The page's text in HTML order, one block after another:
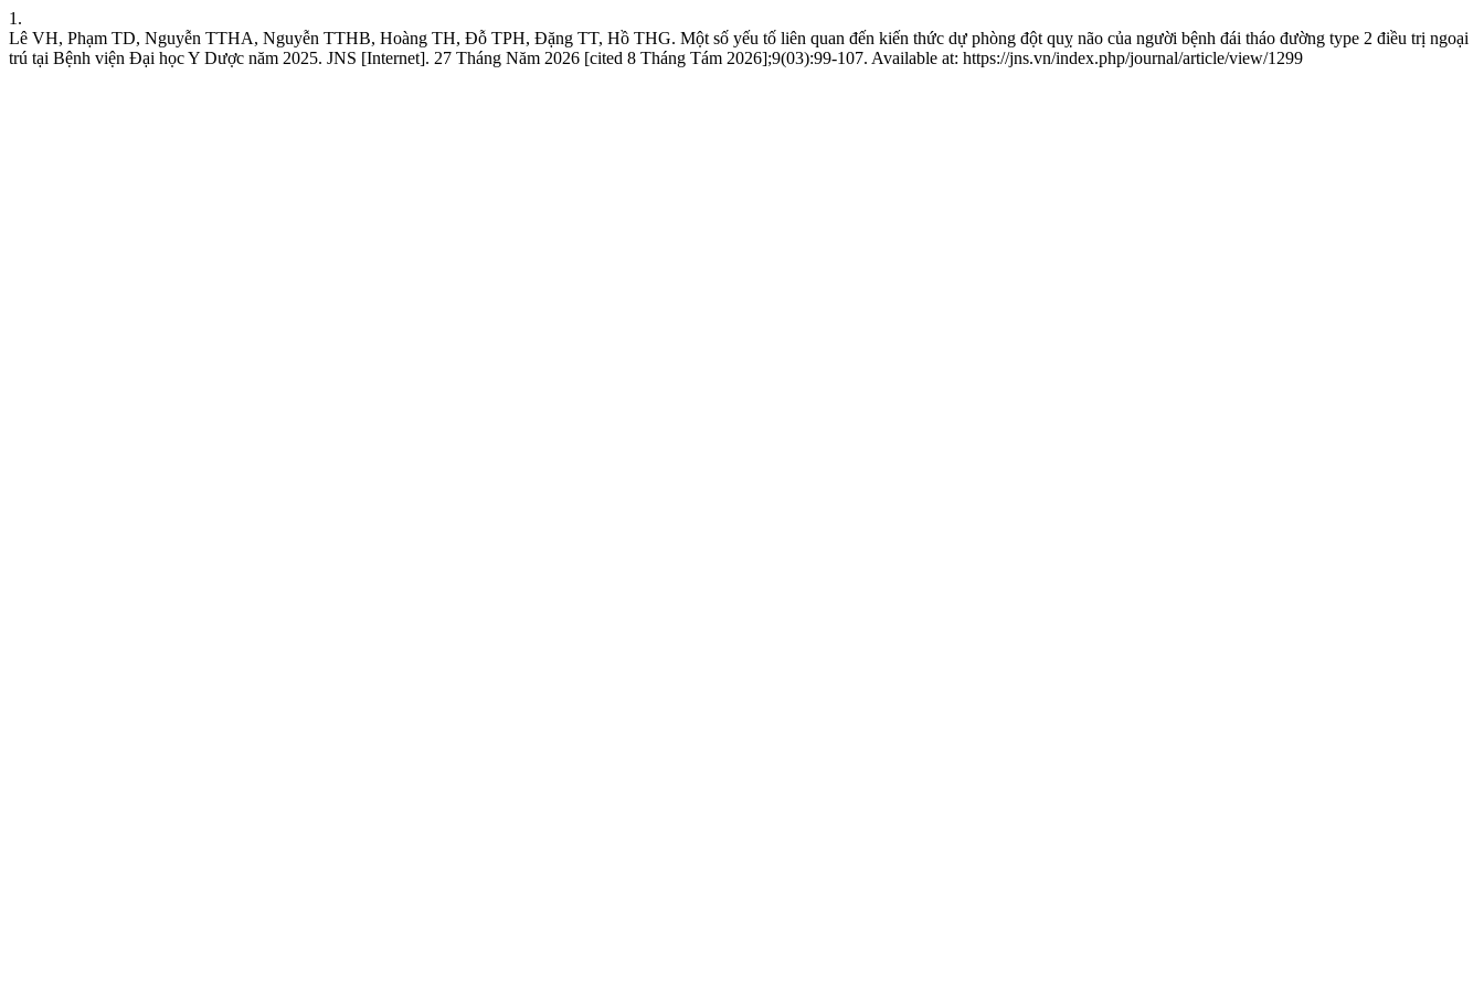
1.
Lê VH, Phạm TD, Nguyễn TTHA, Nguyễn TTHB, Hoàng TH, Đỗ TPH, Đặng TT, Hồ THG. Một số yếu tố liên quan đến kiến thức dự phòng đột quỵ não của người bệnh đái tháo đường type 2 điều trị ngoại
trú tại Bệnh viện Đại học Y Dược năm 2025. JNS [Internet]. 27 Tháng Năm 2026 [cited 8 Tháng Tám 2026];9(03):99-107. Available at: https://jns.vn/index.php/journal/article/view/1299